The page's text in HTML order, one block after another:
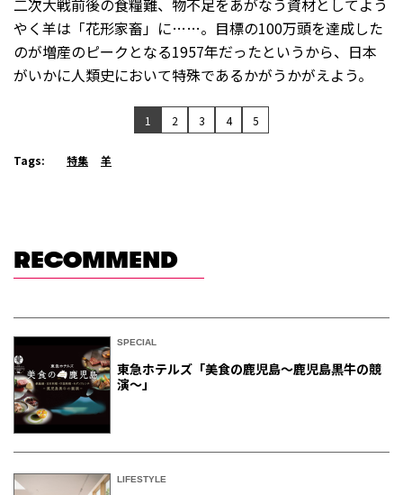
二次大戦前後の食糧難、物不足をあがなう資材としてよう
やく羊は「花形家畜」に……。目標の100万頭を達成した
のが増産のピークとなる1957年だったというから、日本
がいかに人類史において特殊であるかがうかがえよう。
1 2 3 4 5
Tags: 特集 羊
RECOMMEND
SPECIAL
東急ホテルズ「美食の鹿児島～鹿児島黒牛の競
演～」
LIFESTYLE